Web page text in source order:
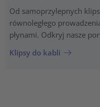
Od samoprzylepnych
równoległego
płynami. Odkryj nasze
Klipsy do kabli